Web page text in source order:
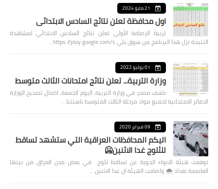
21 مايو 2024
اول محافظة تعلن نتائج السادس الابتدائي
تربية الرصافة الأولى تعلن نتائج السادس الابتدائي لمشاهدة
النتيجة نزل هذا البرنامج من سوق بلي https://play.google.com/s…
01 يوليو 2022
وزارة التربية... تعلن نتائج امتحانات الثالث متوسط
كشف مصدر في وزارة التربية، اليوم الجمعة، اكمال تصحيح الوزارة
الدفاتر الامتحانية لجميع مواد مرحلة الثالث المتوسط باستثنا…
09 فبراير 2020
اليكم المحافظات العراقية التي ستشهد تساقط
للثلوج غدا الاثنين🥶
توقعت هيئة الانواء الجوية عن تساقط ثلوج في بعض مدن العراق من بينها
العاصمة بغداد ⁦🌨️⁩ واضافت الهيئة ان غدا الاثنين …